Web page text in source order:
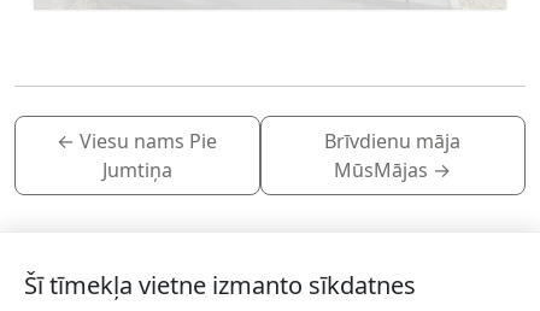
← Viesu nams Pie
Jumtiņa
Brīvdienu māja
MūsMājas →
Šī tīmekļa vietne izmanto sīkdatnes